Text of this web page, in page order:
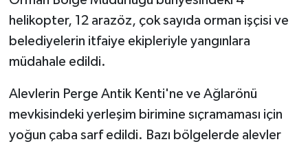
helikopter, 12 arazöz, çok sayıda orman işçisi ve
belediyelerin itfaiye ekipleriyle yangınlara
müdahale edildi.
Alevlerin Perge Antik Kenti'ne ve Ağlarönü
mevkisindeki yerleşim birimine sıçramaması için
yoğun çaba sarf edildi. Bazı bölgelerde alevler